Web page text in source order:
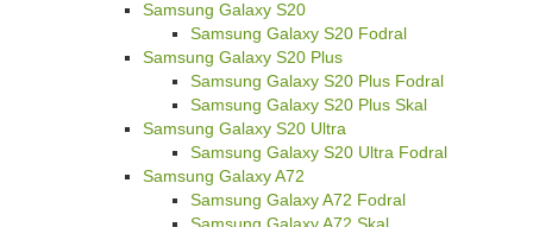
Samsung Galaxy S20
Samsung Galaxy S20 Fodral
Samsung Galaxy S20 Plus
Samsung Galaxy S20 Plus Fodral
Samsung Galaxy S20 Plus Skal
Samsung Galaxy S20 Ultra
Samsung Galaxy S20 Ultra Fodral
Samsung Galaxy A72
Samsung Galaxy A72 Fodral